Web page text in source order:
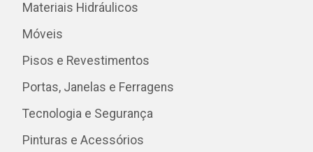
Materiais Hidráulicos
Móveis
Pisos e Revestimentos
Portas, Janelas e Ferragens
Tecnologia e Segurança
Pinturas e Acessórios